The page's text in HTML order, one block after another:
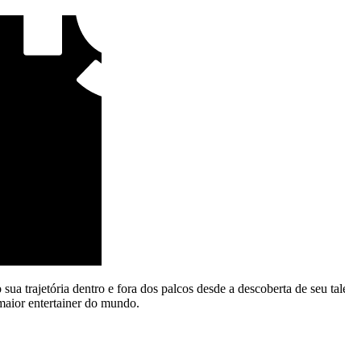
trajetória dentro e fora dos palcos desde a descoberta de seu
entertainer do mundo.